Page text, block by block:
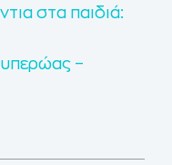
στα παιδιά:
υπερώας –